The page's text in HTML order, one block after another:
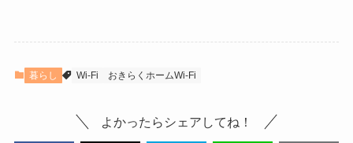
暮らし Wi-Fi おきらくホームWi-Fi
よかったらシェアしてね！